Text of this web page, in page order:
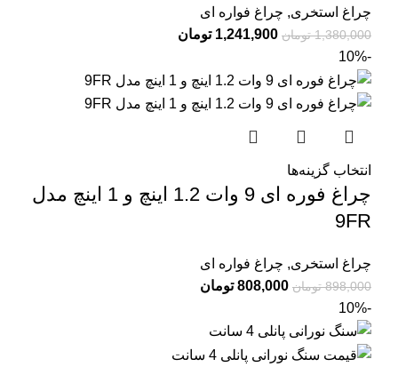
چراغ استخری, چراغ فواره ای
1,380,000 تومان 1,241,900 تومان
-10%
انتخاب گزینه‌ها
چراغ فوره ای 9 وات 1.2 اینچ و 1 اینچ مدل
9FR
چراغ استخری, چراغ فواره ای
898,000 تومان 808,000 تومان
-10%